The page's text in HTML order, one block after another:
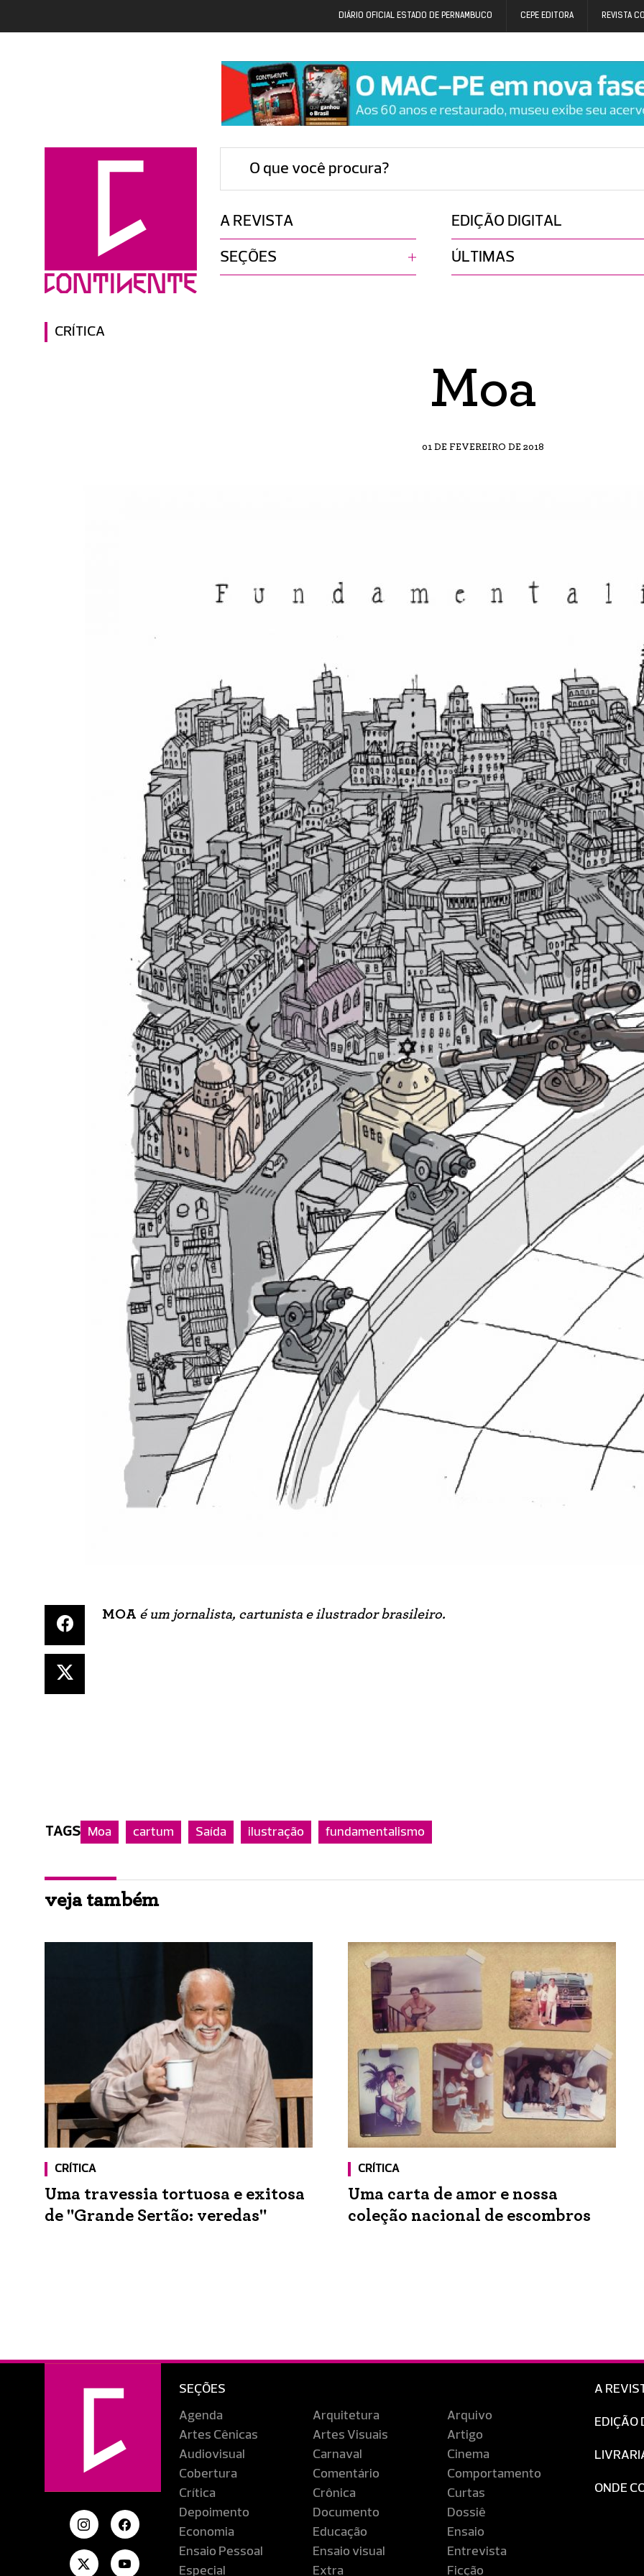
DIÁRIO OFICIAL ESTADO DE PERNAMBUCO CEPE EDITORA REVISTA
O que você procura?
A REVISTA EDIÇÃO DIGITAL
SEÇÕES ÚLTIMAS
CRÍTICA
Moa
01 DE FEVEREIRO DE 2018
MOA é um jornalista, cartunista e ilustrador brasileiro.
TAGS Moa cartum Saída ilustração fundamentalismo
veja também
CRÍTICA
Uma travessia tortuosa e exitosa
de "Grande Sertão: veredas"
CRÍTICA
Uma carta de amor e nossa
coleção nacional de escombros
SEÇÕES
Agenda Arquitetura
Arquivo
Artes Cênicas
Artes Visuais
Artigo
Audiovisual
Carnaval
Cinema
Cobertura
Comentário
Comportamento
Crítica
Crônica
Curtas
Depoimento
Documento
Dossiê
Economia
Educação
Ensaio
Ensaio Pessoal
Ensaio visual
Entrevista
Especial
Extra Ficção
A
EDIÇÃO
ONDE